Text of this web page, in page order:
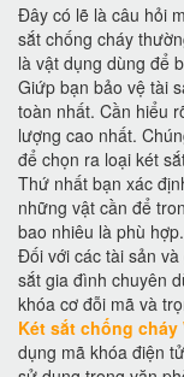
Đây có lẽ là câu hỏi
sắt chống cháy
là vật dụng dùng để
Giứp bạn bảo vệ tài
toàn nhất. Cần hiểu
lượng cao nhất.
để chọn ra loại két
Thứ nhất bạn xác
những vật cần để
bao nhiêu là phù hợp.
Đối với các tài sản
sắt gia đình chuyên
khóa cơ đỗi mã và
Két sắt chống cháy
dụng mã khóa điện